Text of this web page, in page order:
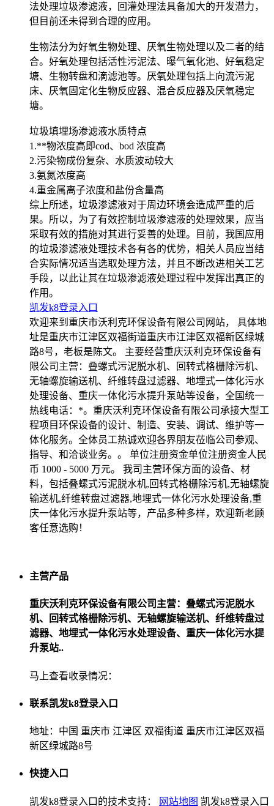
法处理垃圾渗滤液，回灌处理法具备加大的开发潜力，
但目前还未得到合理的应用。
生物法分为好氧生物处理、厌氧生物处理以及二者的结
合。好氧处理包括活性污泥法、曝气氧化池、好氧稳定
塘、生物转盘和滴滤池等。厌氧处理包括上向流污泥
床、厌氧固定化生物反应器、混合反应器及厌氧稳定
塘。
垃圾填埋场渗滤液水质特点
1.**物浓度高即cod、bod 浓度高
2.污染物成份复杂、水质波动较大
3.氨氮浓度高
4.重金属离子浓度和盐份含量高
综上所述，垃圾渗滤液对于周边环境会造成严重的后
果。所以，为了有效控制垃圾渗滤液的处理效果，应当
采取有效的措施对其进行妥善的处理。目前，我国应用
的垃圾渗滤液处理技术各有各的优势，相关人员应当结
合实际情况适当选取处理方法，并且不断改进相关工艺
手段，以此让其在垃圾渗滤液处理过程中发挥出真正的
作用。
凯发k8登录入口
欢迎来到重庆市沃利克环保设备有限公司网站， 具体地
址是重庆市江津区双福街道重庆市江津区双福新区绿城
路8号，老板是陈文。 主要经营重庆沃利克环保设备有
限公司主营：叠螺式污泥脱水机、回转式格栅除污机、
无轴螺旋输送机、纤维转盘过滤器、地埋式一体化污水
处理设备、重庆一体化污水提升泵站等设备，全国统一
热线电话：*。重庆沃利克环保设备有限公司承接大型工
程项目环保设备的设计、制造、安装、调试、维护等一
体化服务。全体员工热诚欢迎各界朋友莅临公司参观、
指导、和洽谈业务。。 单位注册资金单位注册资金人民
币 1000 - 5000 万元。 我司主营环保方面的设备、材
料，包括叠螺式污泥脱水机,回转式格栅除污机,无轴螺旋
输送机,纤维转盘过滤器,地埋式一体化污水处理设备,重
庆一体化污水提升泵站等，产品多种多样，欢迎新老顾
客任意选购！
主营产品
重庆沃利克环保设备有限公司主营：叠螺式污泥脱水
机、回转式格栅除污机、无轴螺旋输送机、纤维转盘过
滤器、地埋式一体化污水处理设备、重庆一体化污水提
升泵站..
马上查看收录情况：
联系凯发k8登录入口
地址：中国 重庆市 江津区 双福街道 重庆市江津区双福
新区绿城路8号
快捷入口
凯发k8登录入口的技术支持： 网站地图 凯发k8登录入口